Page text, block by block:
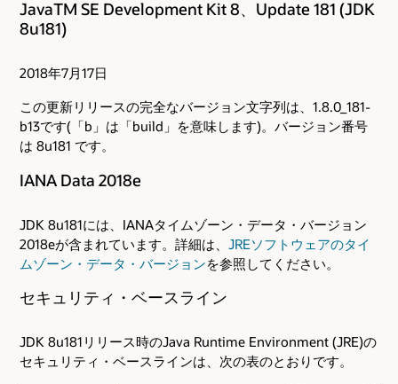
JavaTM SE Development Kit 8、Update 181 (JDK
8u181)
2018年7月17日
この更新リリースの完全なバージョン文字列は、1.8.0_181-
b13です(「b」は「build」を意味します)。バージョン番号
は 8u181 です。
IANA Data 2018e
JDK 8u181には、IANAタイムゾーン・データ・バージョン
2018eが含まれています。詳細は、 JREソフトウェアのタイ
ムゾーン・データ・バージョンを参照してください。
セキュリティ・ベースライン
JDK 8u181リリース時のJava Runtime Environment (JRE)の
セキュリティ・ベースラインは、次の表のとおりです。